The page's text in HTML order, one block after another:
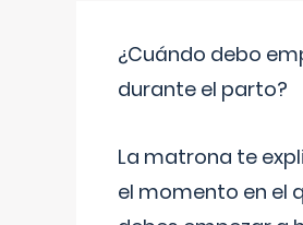
¿Cuándo debo
durante el parto?
La matrona te
el momento en el